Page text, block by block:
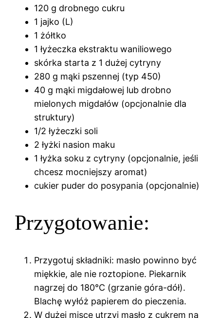
120 g drobnego cukru
1 jajko (L)
1 żółtko
1 łyżeczka ekstraktu waniliowego
skórka starta z 1 dużej cytryny
280 g mąki pszennej (typ 450)
40 g mąki migdałowej lub drobno
mielonych migdałów (opcjonalnie dla
struktury)
1/2 łyżeczki soli
2 łyżki nasion maku
1 łyżka soku z cytryny (opcjonalnie, jeśli
chcesz mocniejszy aromat)
cukier puder do posypania (opcjonalnie)
Przygotowanie:
Przygotuj składniki: masło powinno być
miękkie, ale nie roztopione. Piekarnik
nagrzej do 180°C (grzanie góra-dół).
Blachę wyłóż papierem do pieczenia.
W dużej misce utrzyj masło z cukrem na